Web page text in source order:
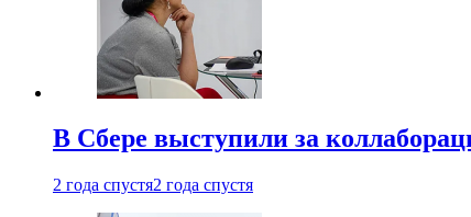
В Сбере выступили за
2 года спустя2 года спустя